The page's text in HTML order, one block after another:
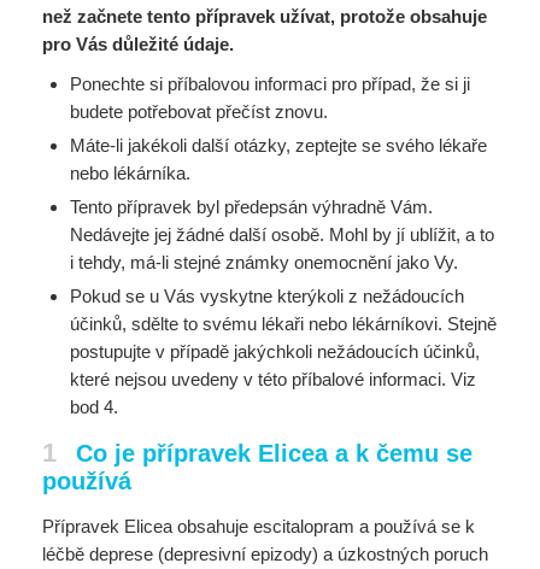
než začnete tento přípravek užívat, protože obsahuje
pro Vás důležité údaje.
Ponechte si příbalovou informaci pro případ, že si ji
budete potřebovat přečíst znovu.
Máte-li jakékoli další otázky, zeptejte se svého lékaře
nebo lékárníka.
Tento přípravek byl předepsán výhradně Vám.
Nedávejte jej žádné další osobě. Mohl by jí ublížit, a to
i tehdy, má-li stejné známky onemocnění jako Vy.
Pokud se u Vás vyskytne kterýkoli z nežádoucích
účinků, sdělte to svému lékaři nebo lékárníkovi. Stejně
postupujte v případě jakýchkoli nežádoucích účinků,
které nejsou uvedeny v této příbalové informaci. Viz
bod 4.
1
Co je přípravek Elicea a k čemu se
používá
Přípravek Elicea obsahuje escitalopram a používá se k
léčbě deprese (depresivní epizody) a úzkostných poruch